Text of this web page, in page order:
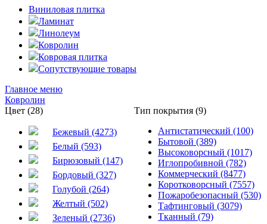
Виниловая плитка
Ламинат
Линолеум
Ковролин
Ковровая плитка
Сопутствующие товары
Главное меню
Ковролин
Цвет (28)
Бежевый (4273)
Белый (593)
Бирюзовый (147)
Бордовый (327)
Голубой (264)
Желтый (502)
Зеленый (2736)
Тип покрытия (9)
Антистатический (100)
Бытовой (389)
Высоковорсный (1017)
Иглопробивной (782)
Коммерческий (8477)
Коротковорсный (7557)
Пожаробезопасный (530)
Тафтинговый (3079)
Тканный (79)